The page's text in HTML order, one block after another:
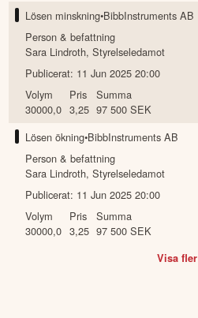
Lösen minskning•BibbInstruments AB
Person & befattning
Sara Lindroth,Styrelseledamot
Publicerat: 11 Jun 2025 20:00
Volym
30000,0
Pris
3,25
Summa
97 500 SEK
Lösen ökning•BibbInstruments AB
Person & befattning
Sara Lindroth,Styrelseledamot
Publicerat: 11 Jun 2025 20:00
Volym
30000,0
Pris
3,25
Summa
97 500 SEK
Visa fler